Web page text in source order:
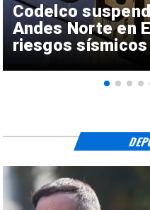
Codelco
Andes Norte en
riesgos sísmicos